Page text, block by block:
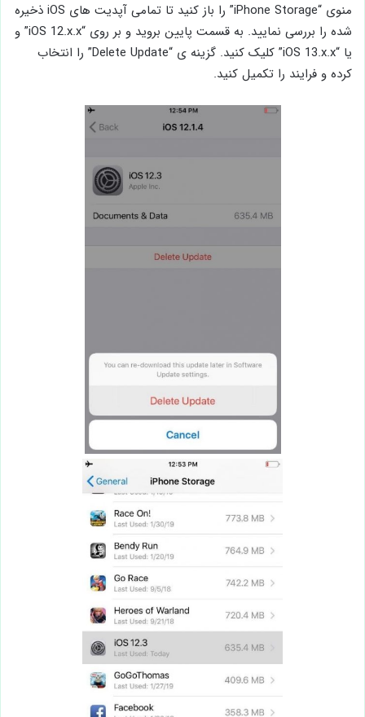
منوی “iPhone Storage” را باز کنید تا تمامی آپدیت های iOS ذخیره
شده را بررسی نمایید. به قسمت پایین بروید و بر روی “iOS 12.x.x” و
یا “iOS 13.x.x” کلیک کنید. گزینه ی “Delete Update” را انتخاب
کرده و فرایند را تکمیل کنید.